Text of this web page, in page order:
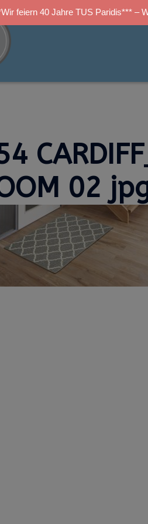
feiern 40 Jahre TUS Paridis*** –
02